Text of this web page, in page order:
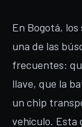
En Bogotá,
una de las
frecuentes:
llave, que la
un chip
vehículo. Esta